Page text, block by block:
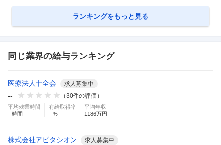
ランキングをもっと見る
同じ業界の給与ランキング
医療法人十全会 求人募集中
-- （30件の評価）
平均残業時間
--時間
有給取得率
--%
平均年収
1186万円
株式会社アビタシオン 求人募集中